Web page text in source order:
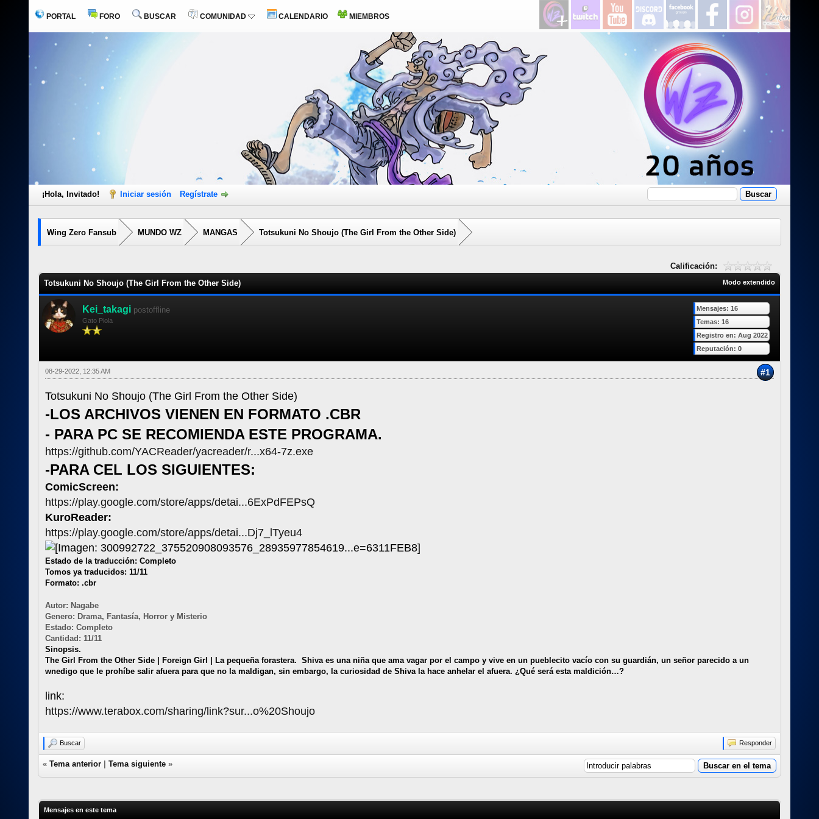
PORTAL FORO BUSCAR COMUNIDAD CALENDARIO MIEMBROS
¡Hola, Invitado! Iniciar sesión Regístrate
Wing Zero Fansub MUNDO WZ MANGAS Totsukuni No Shoujo (The Girl From the Other Side)
Calificación:
Modo extendido
Totsukuni No Shoujo (The Girl From the Other Side)
Kei_takagi postoffline
Gato Piola
Mensajes: 16
Temas: 16
Registro en: Aug 2022
Reputación: 0
#1
08-29-2022, 12:35 AM
Totsukuni No Shoujo (The Girl From the Other Side)
-LOS ARCHIVOS VIENEN EN FORMATO .CBR
- PARA PC SE RECOMIENDA ESTE PROGRAMA.
https://github.com/YACReader/yacreader/r...x64-7z.exe
-PARA CEL LOS SIGUIENTES:
ComicScreen:
https://play.google.com/store/apps/detai...6ExPdFEPsQ
KuroReader:
https://play.google.com/store/apps/detai...Dj7_lTyeu4
Estado de la traducción: Completo
Tomos ya traducidos: 11/11
Formato: .cbr
Autor: Nagabe
Genero: Drama, Fantasía, Horror y Misterio
Estado: Completo
Cantidad: 11/11
Sinopsis.
The Girl From the Other Side | Foreign Girl | La pequeña forastera. Shiva es una niña que ama vagar por el campo y vive en un pueblecito vacío con su guardián, un señor parecido a un
wnedigo que le prohíbe salir afuera para que no la maldigan, sin embargo, la curiosidad de Shiva la hace anhelar el afuera. ¿Qué será esta maldición…?
link:
https://www.terabox.com/sharing/link?sur...o%20Shoujo
Buscar Responder
« Tema anterior Tema siguiente »
Mensajes en este tema